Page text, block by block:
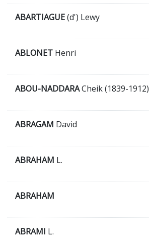
ABARTIAGUE(d') Lewy
ABLONET Henri
ABOU-NADDARACheik (1839-1912)
ABRAGAM David
ABRAHAM L.
ABRAHAM
ABRAMI L.